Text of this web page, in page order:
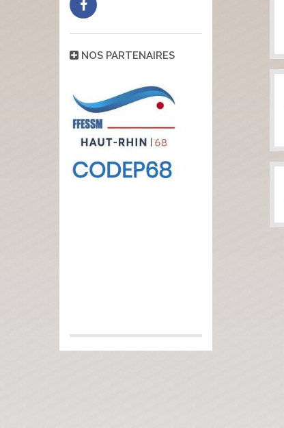
NOS PARTENAIRES